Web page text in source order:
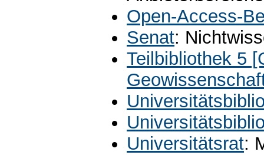
Open-Access-
Senat:
Teilbibliothek 5
Universitätsrat: